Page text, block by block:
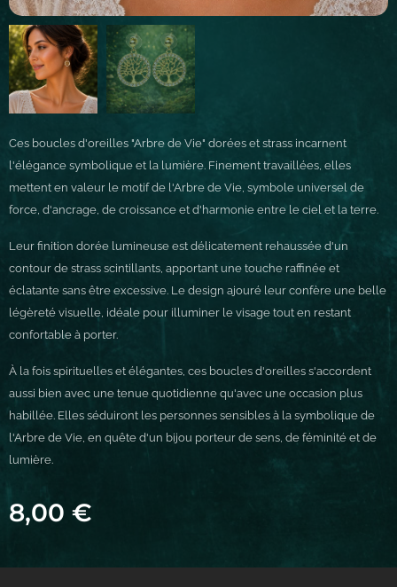
Ces boucles d'oreilles "Arbre de Vie" dorées et strass incarnent
l'élégance symbolique et la lumière. Finement travaillées, elles
mettent en valeur le motif de l'Arbre de Vie, symbole universel de
force, d'ancrage, de croissance et d'harmonie entre le ciel et la terre.
Leur finition dorée lumineuse est délicatement rehaussée d'un
contour de strass scintillants, apportant une touche raffinée et
éclatante sans être excessive. Le design ajouré leur confère une belle
légèreté visuelle, idéale pour illuminer le visage tout en restant
confortable à porter.
À la fois spirituelles et élégantes, ces boucles d'oreilles s'accordent
aussi bien avec une tenue quotidienne qu'avec une occasion plus
habillée. Elles séduiront les personnes sensibles à la symbolique de
l'Arbre de Vie, en quête d'un bijou porteur de sens, de féminité et de
lumière.
8,00 €